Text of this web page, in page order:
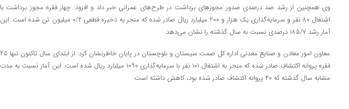
وی همچنین از رشد صد درصدی صدور مجوزهای برداشت در طرح‌های عمرانی خبر داد و افزود: چهار فقره مجوز برداشت با
اشتغال ۸۰ نفر و سرمایه‌گذاری یک هزار و ۲۰۰ میلیارد ریال صادر شده که منجر به ذخیره قطعی ۰/۲ میلیون تن شده است. این
آمار رشد ۱۸۵/۷ درصدی نسبت به سال گذشته را نشان می‌دهد.
معاون امور معادن و صنایع معدنی اداره کل صمت سیستان و بلوچستان در پایان خاطرنشان کرد: از ابتدای سال تاکنون تنها ۲۵
فقره پروانه اکتشاف صادر شده که منجر به اشتغال ۱۰۱ نفر با سرمایه‌گذاری ۱۰۹۰ میلیارد ریال شده است. این آمار نسبت به مدت
مشابه سال گذشته که ۴۰ پروانه اکتشاف صادر شده بود، کاهش داشته است.